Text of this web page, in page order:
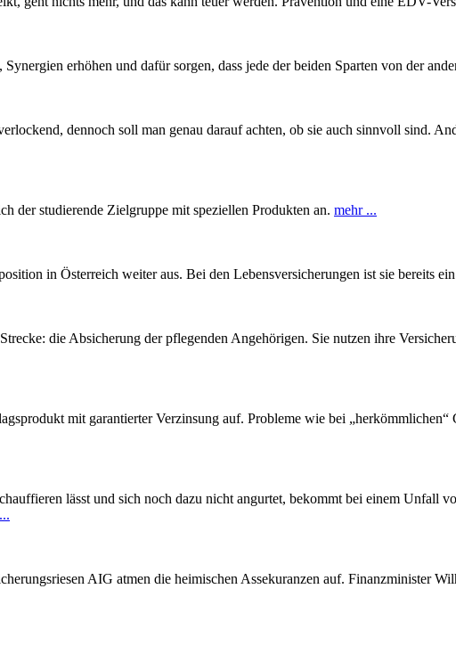
erhöhen und dafür sorgen, dass jede der beiden Sparten von der
dennoch soll man genau darauf achten, ob sie auch sinnvoll sind.
der studierende Zielgruppe mit speziellen Produkten an. mehr ...
in Österreich weiter aus. Bei den Lebensversicherungen ist sie bereits
die Absicherung der pflegenden Angehörigen. Sie nutzen ihre
mit garantierter Verzinsung auf. Probleme wie bei
lässt und sich noch dazu nicht angurtet, bekommt bei einem Unfall
AIG atmen die heimischen Assekuranzen auf. Finanzminister